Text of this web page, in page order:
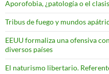
Aporofobia, ¿patología o el
Tribus de fuego y mundos
EEUU formaliza una ofensiva
diversos países
El naturismo libertario.